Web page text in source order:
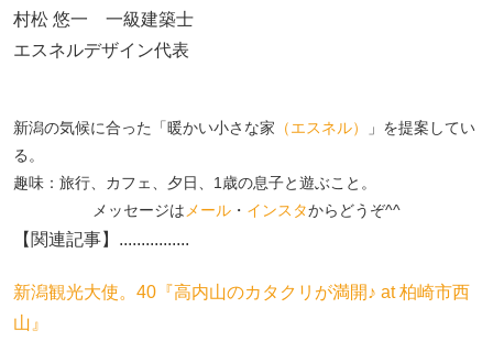
村松 悠一 一級建築士
エスネルデザイン代表
新潟の気候に合った「暖かい小さな家 （エスネル）
」を提案してい
る。
趣味：旅行、カフェ、夕日、1歳の息子と遊ぶこと。
メッセージはメール ・ インスタからどうぞ^^
【関連記事】................
新潟観光大使。40『高内山のカタクリが満開♪ at 柏崎市西
山』